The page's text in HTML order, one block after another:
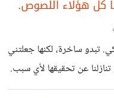
يفضل هذا النموذج تحمل
بدلاً من طلب مساعدة قد
صديق لي كان لا يطلب من
ذلك ينقص من
كل هؤلاء اللصوص.
تبدو ساخرة، لكنها جعلتني
عن تحقيقها لأي سبب.
المهنة التي كنت تتمنى